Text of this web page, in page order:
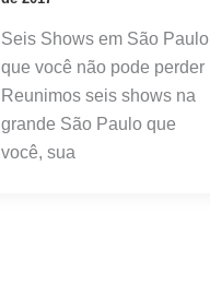
Seis Shows em São Paulo
que você não pode perder
Reunimos seis shows na
grande São Paulo que
você, sua